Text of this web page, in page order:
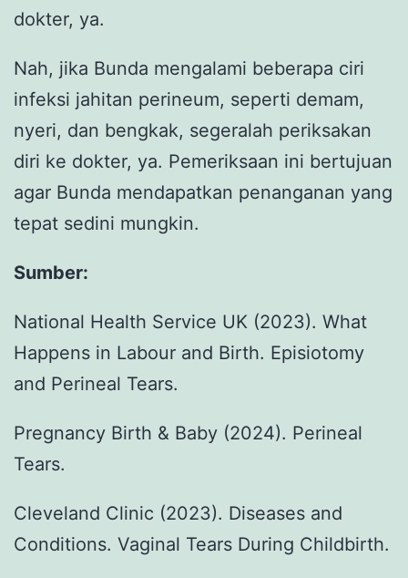
dokter, ya.
Nah, jika Bunda mengalami beberapa ciri
infeksi jahitan perineum, seperti demam,
nyeri, dan bengkak, segeralah periksakan
diri ke dokter, ya. Pemeriksaan ini bertujuan
agar Bunda mendapatkan penanganan yang
tepat sedini mungkin.
Sumber:
National Health Service UK (2023). What
Happens in Labour and Birth. Episiotomy
and Perineal Tears.
Pregnancy Birth & Baby (2024). Perineal
Tears.
Cleveland Clinic (2023). Diseases and
Conditions. Vaginal Tears During Childbirth.